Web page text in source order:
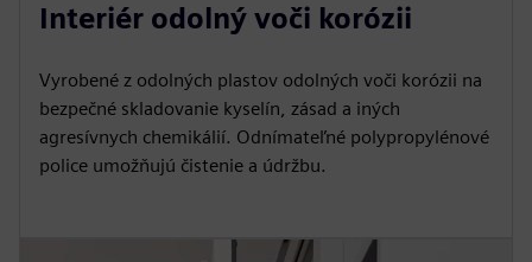
Interiér odolný voči korózii
Vyrobené z odolných plastov odolných voči korózii na
bezpečné skladovanie kyselín, zásad a iných
agresívnych chemikálií. Odnímateľné polypropylénové
police umožňujú čistenie a údržbu.